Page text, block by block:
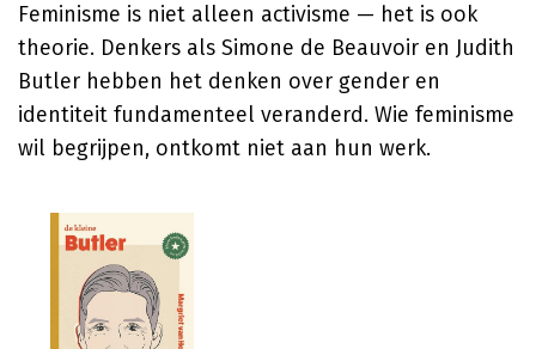
Feminisme is niet alleen activisme — het is ook
theorie. Denkers als Simone de Beauvoir en Judith
Butler hebben het denken over gender en
identiteit fundamenteel veranderd. Wie feminisme
wil begrijpen, ontkomt niet aan hun werk.